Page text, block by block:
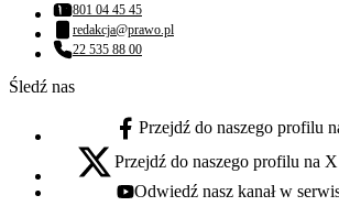
Numer telefonu:
801 04 45 45
Adres email:
redakcja@prawo.pl
Numer telefonu:
22 535 88 00
Śledź nas
facebook - otwiera się w nowej karcie
Przejdź do naszego profilu
x - otwiera się w nowej karcie
Przejdź do naszego profilu na
youtube - otwiera się w nowej karcie
Odwiedź nasz kanał w